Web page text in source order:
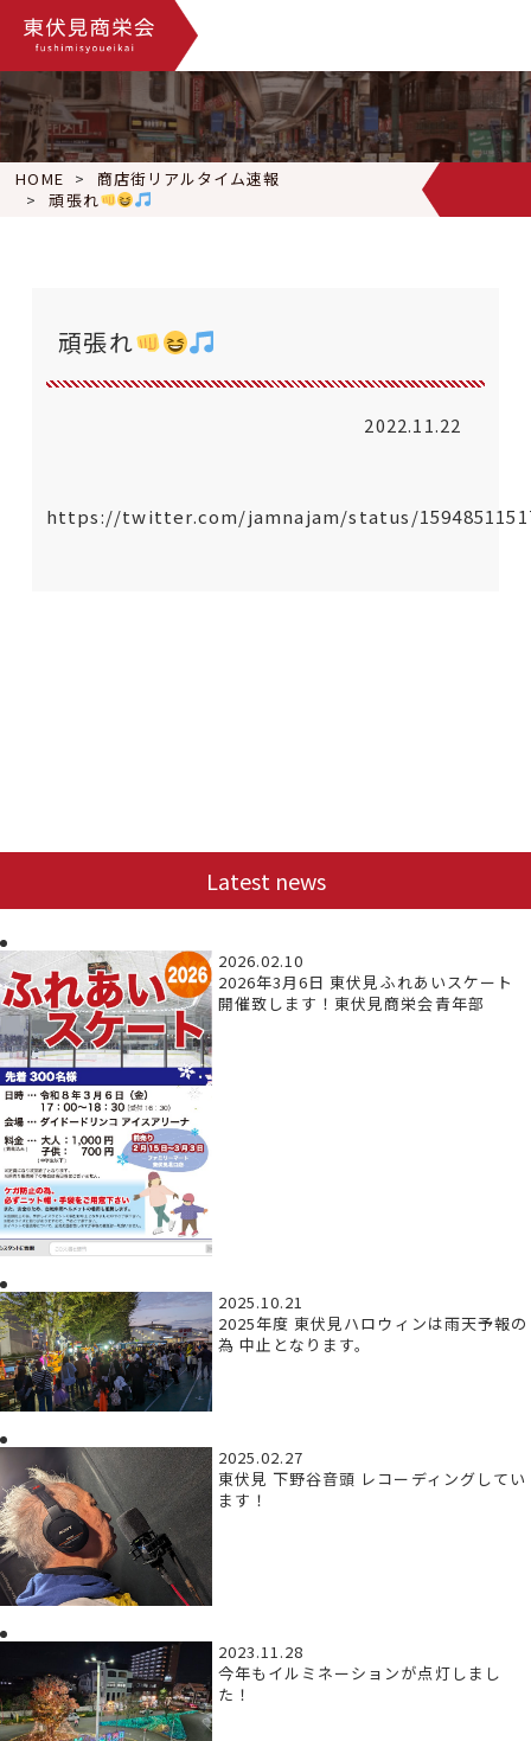
HOME
商店街リアルタイム速報
頑張れ
頑張れ
2022.11.22
https://twitter.com/jamnajam/status/
Latest news
2026.02.10
2026年3月6日 東伏見ふれあいスケート
開催致します！東伏見商栄会青年部
2025.10.21
2025年度 東伏見ハロウィンは雨天予報の
為 中止となります。
2025.02.27
東伏見 下野谷音頭 レコーディングしてい
ます！
2023.11.28
今年もイルミネーションが点灯しまし
た！